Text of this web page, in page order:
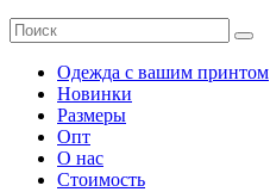
Одежда с вашим принтом
Новинки
Размеры
Опт
О нас
Стоимость